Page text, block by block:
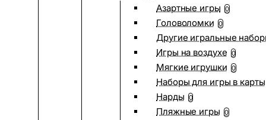
Азартные игры 0
Головоломки 0
Другие игральные
Игры на воздухе 0
Мягкие игрушки 0
Наборы для игры в карты
Нарды 0
Пляжные игры 0